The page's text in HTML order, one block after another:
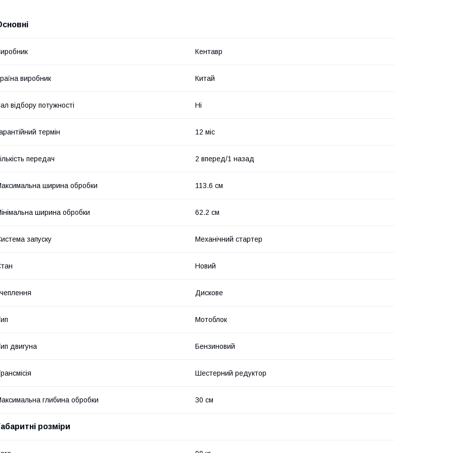
Кентавр
виробник Китай
відбору потужності Ні
термін 12 міс
передач 2 вперед/1 назад
ширина обробки 113.6 см
ширина обробки 62.2 см
запуску Механічний стартер
Новий
Дискове
Мотоблок
двигуна Бензиновий
Шестерний редуктор
глибина обробки 30 см
розміри